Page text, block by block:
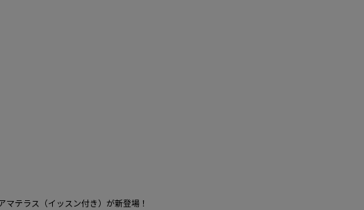
テラス（イッスン付き）が新登場！